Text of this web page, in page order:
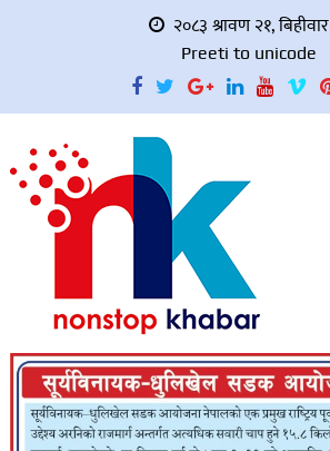
२०८३ श्रावण २१, बिहीवार
Preeti to unicode